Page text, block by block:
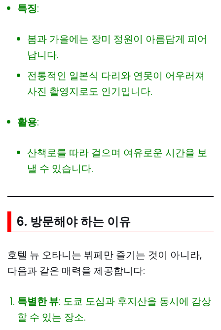
특징:
봄과 가을에는 장미 정원이 아름답게 피어
납니다.
전통적인 일본식 다리와 연못이 어우러져
사진 촬영지로도 인기입니다.
활용:
산책로를 따라 걸으며 여유로운 시간을 보
낼 수 있습니다.
6. 방문해야 하는 이유
호텔 뉴 오타니는 뷔페만 즐기는 것이 아니라,
다음과 같은 매력을 제공합니다:
특별한 뷰: 도쿄 도심과 후지산을 동시에 감상
할 수 있는 장소.